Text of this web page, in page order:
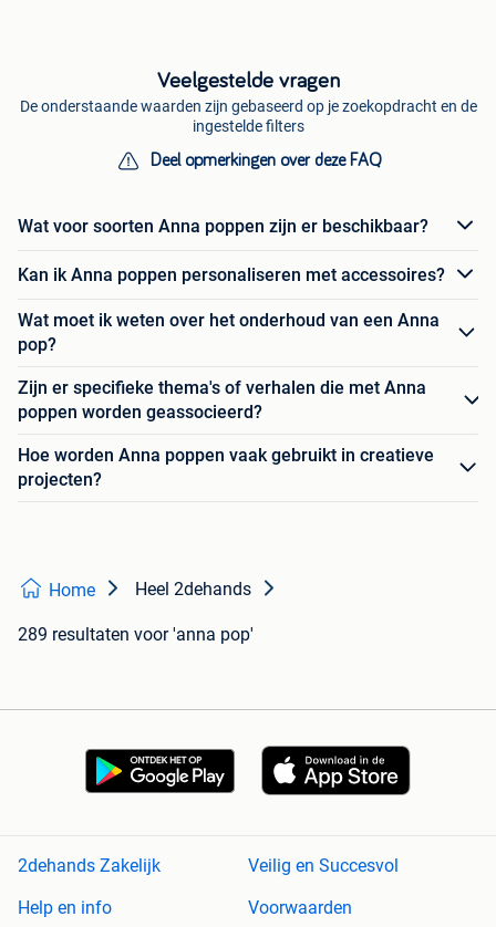
Veelgestelde vragen
De onderstaande waarden zijn gebaseerd op je zoekopdracht en de
ingestelde filters
Deel opmerkingen over deze FAQ
Wat voor soorten Anna poppen zijn er beschikbaar?
Kan ik Anna poppen personaliseren met accessoires?
Wat moet ik weten over het onderhoud van een Anna
pop?
Zijn er specifieke thema's of verhalen die met Anna
poppen worden geassocieerd?
Hoe worden Anna poppen vaak gebruikt in creatieve
projecten?
Home Heel 2dehands
289 resultaten voor 'anna pop'
2dehands Zakelijk
Veilig en Succesvol
Help en info
Voorwaarden